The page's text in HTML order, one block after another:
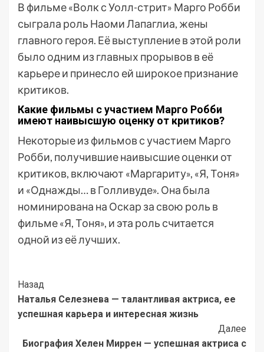
В фильме «Волк с Уолл-стрит» Марго Робби
сыграла роль Наоми Лапаглиа, жены
главного героя. Её выступление в этой роли
было одним из главных прорывов в её
карьере и принесло ей широкое признание
критиков.
Какие фильмы с участием Марго Робби
имеют наивысшую оценку от критиков?
Некоторые из фильмов с участием Марго
Робби, получившие наивысшие оценки от
критиков, включают «Маргариту», «Я, Тоня»
и «Однажды… в Голливуде». Она была
номинирована на Оскар за свою роль в
фильме «Я, Тоня», и эта роль считается
одной из её лучших.
Post
Navigation
Назад
Наталья Селезнева — талантливая актриса, ее
успешная карьера и интересная жизнь
Далее
Биография Хелен Миррен — успешная актриса с